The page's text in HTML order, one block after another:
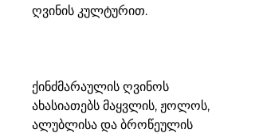
ღვინის კულტურით.
ქინძმარაულის ღვინოს
ახასიათებს მაყვლის, ჟოლოს,
ალუბლისა და ბროწეულის